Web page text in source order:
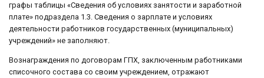
графы таблицы «Сведения об условиях занятости и заработной
плате» подраздела 1.3. Сведения о зарплате и условиях
деятельности работников государственных (муниципальных)
учреждений» не заполняют.
Вознаграждения по договорам ГПХ, заключенным работниками
списочного состава со своим учреждением, отражают